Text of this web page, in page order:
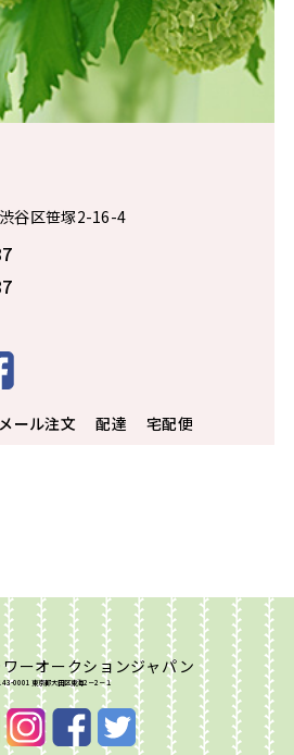
谷区笹塚2-16-4
メール注文 配達 宅配便
ーオークションジャパン
0001 東京都大田区東海2－2－１